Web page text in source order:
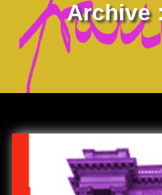
Archive